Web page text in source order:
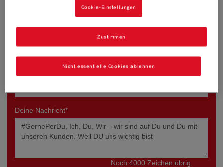
Cookie-Einstellungen
Nicht essentielle Cookies ablehnen
Zustimmen